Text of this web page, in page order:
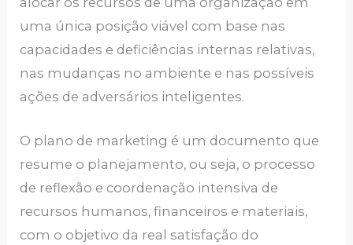
uma única posição viável com base nas
capacidades e deficiências internas relativas,
nas mudanças no ambiente e nas possíveis
ações de adversários inteligentes.
O plano de marketing é um documento que
resume o planejamento, ou seja, o processo
de reflexão e coordenação intensiva de
recursos humanos, financeiros e materiais,
com o objetivo da real satisfação do